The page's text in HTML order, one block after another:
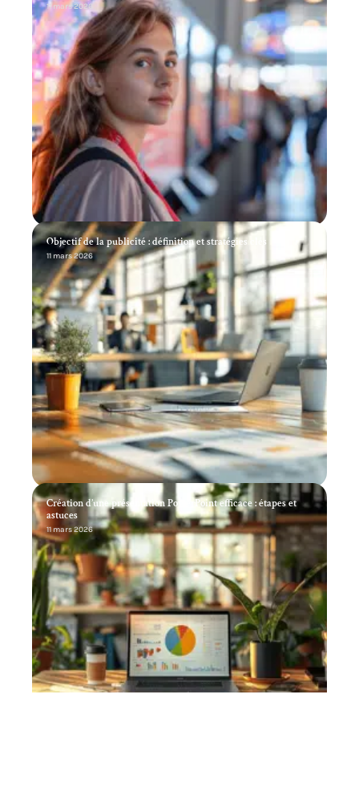
11 mars 2026
Objectif de la publicité : définition et stratégies clés
11 mars 2026
Création d’une présentation PowerPoint efficace : étapes et
astuces
11 mars 2026